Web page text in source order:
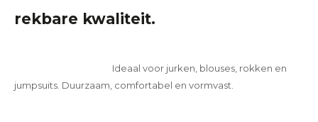
rekbare kwaliteit.
Ideaal voor jurken, blouses, rokken en
jumpsuits. Duurzaam, comfortabel en vormvast.